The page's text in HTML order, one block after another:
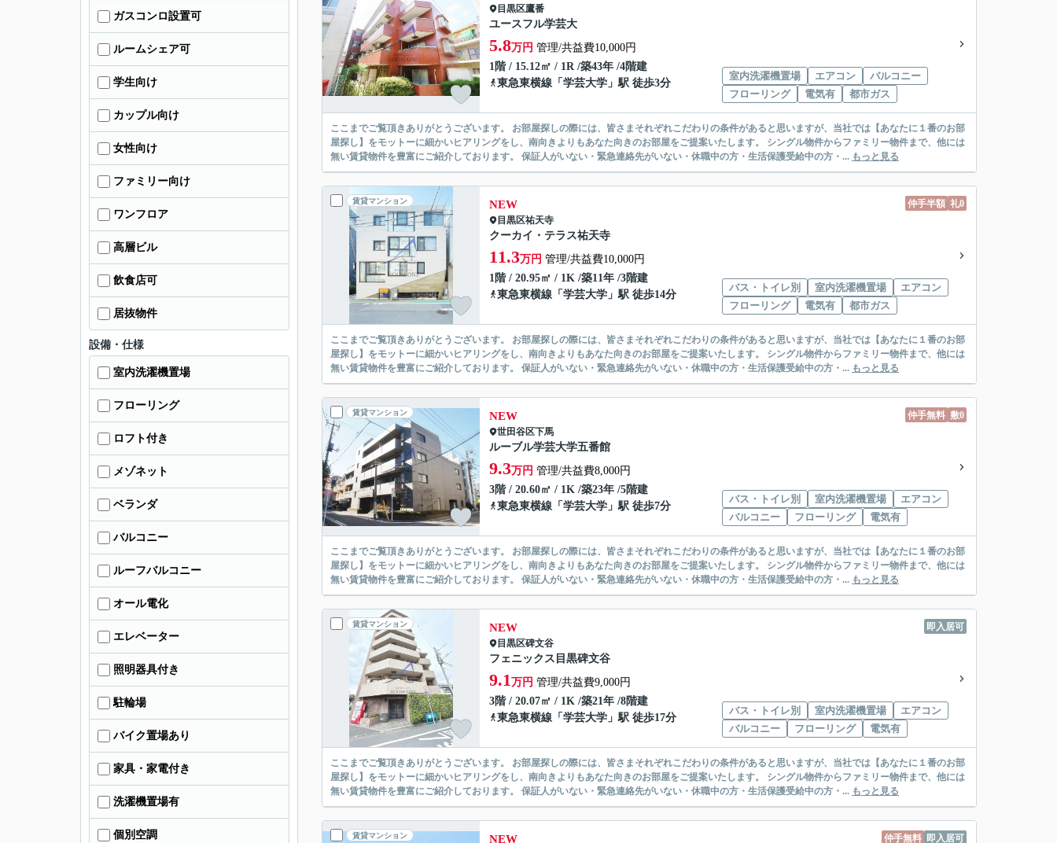
目黒区鷹番
ユースフル学芸大
5.8万円 管理/共益費10,000円
1階 / 15.12㎡ / 1R /築43年 /4階建
東急東横線 「 学芸大学 」駅 徒歩3分
室内洗濯機置場 エアコン
バルコニー
フローリング
電気有 都市ガス
ここまでご覧頂きありがとうございます。 お部屋探しの際には、皆さまそれぞれこだわりの条件があると思いますが、当社では【あなたに１番のお部
屋探し】をモットーに細かいヒアリングをし、南向きよりもあなた向きのお部屋をご提案いたします。 シングル物件からファミリー物件まで、他には
無い賃貸物件を豊富にご紹介しております。 保証人がいない・緊急連絡先がいない・休職中の方・生活保護受給中の方・... もっと見る
賃貸マンション 仲手半額 礼0
NEW
目黒区祐天寺
クーカイ・テラス祐天寺
11.3万円 管理/共益費10,000円
1階 / 20.95㎡ / 1K /築11年 /3階建
東急東横線 「 学芸大学 」駅 徒歩14分
バス・トイレ別 室内洗濯機置場
エアコン
フローリング
電気有 都市ガス
ここまでご覧頂きありがとうございます。 お部屋探しの際には、皆さまそれぞれこだわりの条件があると思いますが、当社では【あなたに１番のお部
屋探し】をモットーに細かいヒアリングをし、南向きよりもあなた向きのお部屋をご提案いたします。 シングル物件からファミリー物件まで、他には
無い賃貸物件を豊富にご紹介しております。 保証人がいない・緊急連絡先がいない・休職中の方・生活保護受給中の方・... もっと見る
賃貸マンション 仲手無料 敷0
NEW
世田谷区下馬
ルーブル学芸大学五番館
9.3万円 管理/共益費8,000円
3階 / 20.60㎡ / 1K /築23年 /5階建
東急東横線 「 学芸大学 」駅 徒歩7分
バス・トイレ別 室内洗濯機置場
エアコン
バルコニー
フローリング 電気有
ここまでご覧頂きありがとうございます。 お部屋探しの際には、皆さまそれぞれこだわりの条件があると思いますが、当社では【あなたに１番のお部
屋探し】をモットーに細かいヒアリングをし、南向きよりもあなた向きのお部屋をご提案いたします。 シングル物件からファミリー物件まで、他には
無い賃貸物件を豊富にご紹介しております。 保証人がいない・緊急連絡先がいない・休職中の方・生活保護受給中の方・... もっと見る
賃貸マンション 即入居可
NEW
目黒区碑文谷
フェニックス目黒碑文谷
9.1万円 管理/共益費9,000円
3階 / 20.07㎡ / 1K /築21年 /8階建
東急東横線 「 学芸大学 」駅 徒歩17分
バス・トイレ別 室内洗濯機置場
エアコン
バルコニー
フローリング 電気有
ここまでご覧頂きありがとうございます。 お部屋探しの際には、皆さまそれぞれこだわりの条件があると思いますが、当社では【あなたに１番のお部
屋探し】をモットーに細かいヒアリングをし、南向きよりもあなた向きのお部屋をご提案いたします。 シングル物件からファミリー物件まで、他には
無い賃貸物件を豊富にご紹介しております。 保証人がいない・緊急連絡先がいない・休職中の方・生活保護受給中の方・... もっと見る
賃貸マンション 仲手無料 即入居可
NEW
ガスコンロ設置可
ルームシェア可
学生向け
カップル向け
女性向け
ファミリー向け
ワンフロア
高層ビル
飲食店可
居抜物件
設備・仕様
室内洗濯機置場
フローリング
ロフト付き
メゾネット
ベランダ
バルコニー
ルーフバルコニー
オール電化
エレベーター
照明器具付き
駐輪場
バイク置場あり
家具・家電付き
洗濯機置場有
個別空調